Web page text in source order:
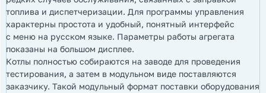
топлива и диспетчеризации. Для программы управления
характерны простота и удобный, понятный интерфейс
с меню на русском языке. Параметры работы агрегата
показаны на большом дисплее.
Котлы полностью собираются на заводе для проведения
тестирования, а затем в модульном виде поставляются
заказчику. Такой модульный формат поставки оборудования